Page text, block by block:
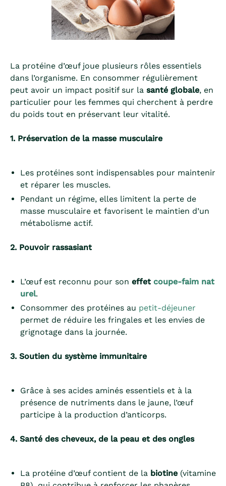
La protéine d’œuf joue plusieurs rôles essentiels
dans l’organisme. En consommer régulièrement
peut avoir un impact positif sur la santé globale, en
particulier pour les femmes qui cherchent à perdre
du poids tout en préservant leur vitalité.
1. Préservation de la masse musculaire
Les protéines sont indispensables pour maintenir
et réparer les muscles.
Pendant un régime, elles limitent la perte de
masse musculaire et favorisent le maintien d’un
métabolisme actif.
2. Pouvoir rassasiant
L’œuf est reconnu pour son effet coupe-faim nat
urel.
Consommer des protéines au petit-déjeuner
permet de réduire les fringales et les envies de
grignotage dans la journée.
3. Soutien du système immunitaire
Grâce à ses acides aminés essentiels et à la
présence de nutriments dans le jaune, l’œuf
participe à la production d’anticorps.
4. Santé des cheveux, de la peau et des ongles
La protéine d’œuf contient de la biotine (vitamine